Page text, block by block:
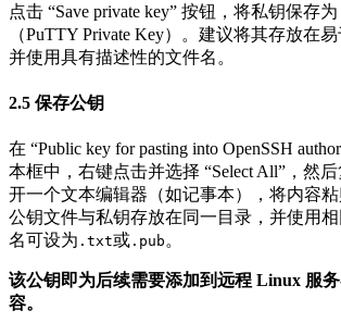
点击 “Save private key” 按钮，将私钥保存为
（PuTTY Private Key）。建议将其存放在
并使用具有描述性的文件名。
2.5 保存公钥
在 “Public key for pasting into OpenSSH
本框中，右键点击并选择 “Select All”，然
开一个文本编辑器（如记事本），将内容
公钥文件与私钥存放在同一目录，并使用
名可设为 .txt或 .pub 。
该公钥即为后续需要添加到远程 Linux 服
容。